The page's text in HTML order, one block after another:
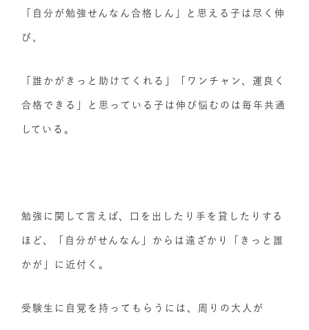
「自分が勉強せんなん合格しん」と思える子は尽く伸
び、
「誰かがきっと助けてくれる」「ワンチャン、運良く
合格できる」と思っている子は伸び悩むのは毎年共通
している。
勉強に関して言えば、口を出したり手を貸したりする
ほど、「自分がせんなん」からは遠ざかり「きっと誰
かが」に近付く。
受験生に自覚を持ってもらうには、周りの大人が